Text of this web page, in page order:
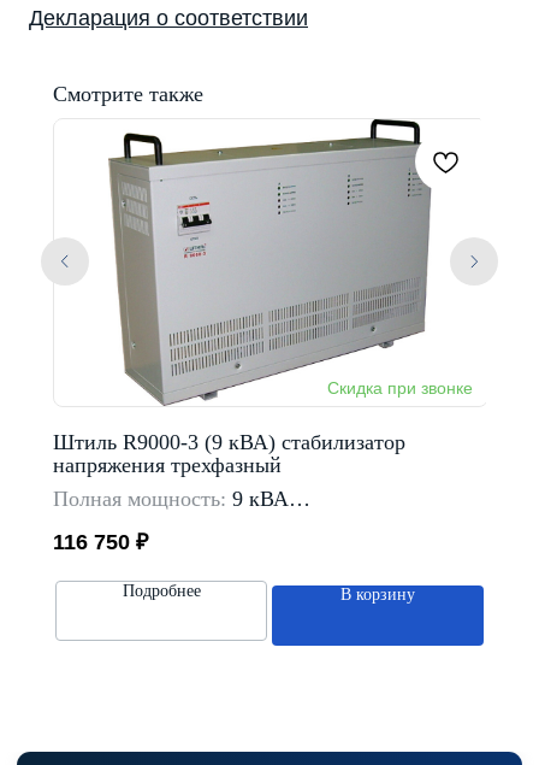
Декларация о соответствии
Смотрите также
Штиль R9000-3 (9 кВА) стабилизатор
напряжения трехфазный
Полная мощность: 9 кВА
Предельный диапазон
Способ установки:
116 750 ₽
Подробнее В корзину